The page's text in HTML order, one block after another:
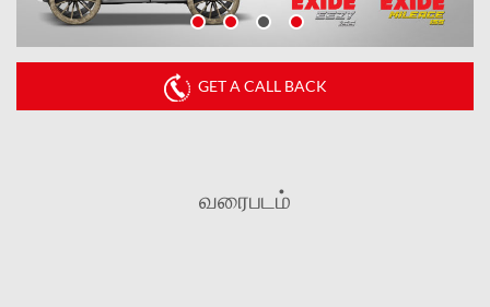
GET A CALL BACK
வரைபடம்